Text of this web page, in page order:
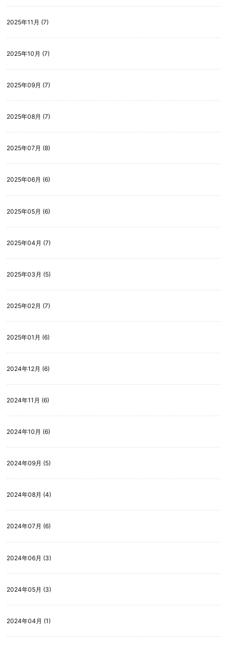
2025年11月 (7)
2025年10月 (7)
2025年09月 (7)
2025年08月 (7)
2025年07月 (8)
2025年06月 (6)
2025年05月 (6)
2025年04月 (7)
2025年03月 (5)
2025年02月 (7)
2025年01月 (6)
2024年12月 (6)
2024年11月 (6)
2024年10月 (6)
2024年09月 (5)
2024年08月 (4)
2024年07月 (6)
2024年06月 (3)
2024年05月 (3)
2024年04月 (1)